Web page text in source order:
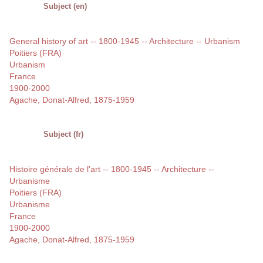
Subject (en)
General history of art -- 1800-1945 -- Architecture -- Urbanism
Poitiers (FRA)
Urbanism
France
1900-2000
Agache, Donat-Alfred, 1875-1959
Subject (fr)
Histoire générale de l'art -- 1800-1945 -- Architecture --
Urbanisme
Poitiers (FRA)
Urbanisme
France
1900-2000
Agache, Donat-Alfred, 1875-1959